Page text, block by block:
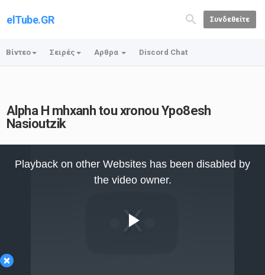
elTube.GR Συνδεθείτε
Βίντεο Σειρές Αρθρα Discord Chat
Alpha H mhxanh tou xronou Ypo8esh
Nasioutzik
×
Playback on other Websites has been disabled by
the video owner.